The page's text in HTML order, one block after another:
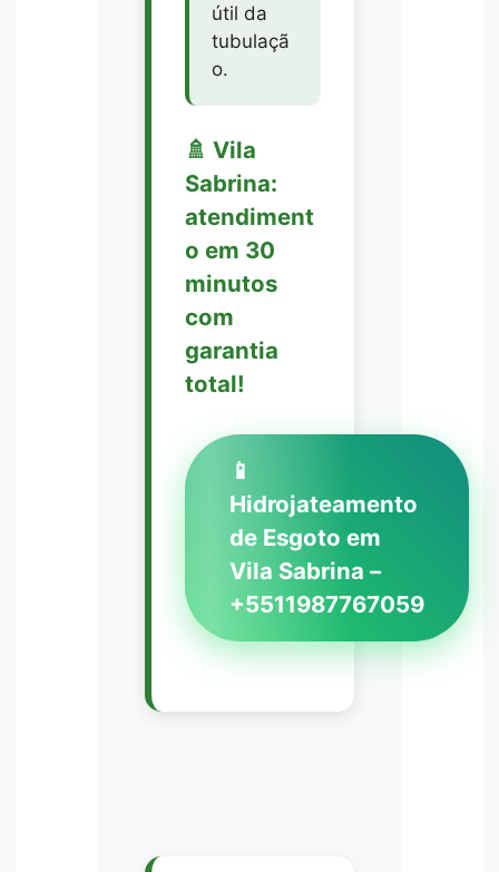
útil da
tubulaçã
o.
🚿 Vila
Sabrina:
atendiment
o em 30
minutos
com
garantia
total!
📱
Hidrojateamento
de Esgoto em
Vila Sabrina –
+5511987767059